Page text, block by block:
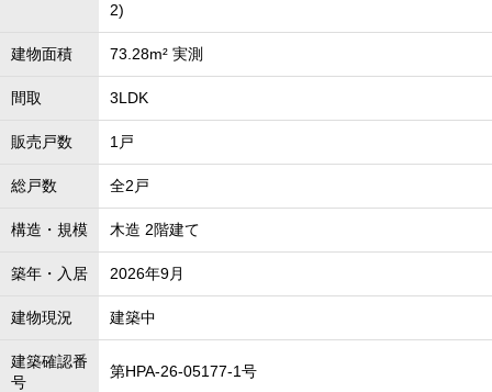
2)
建物面積 73.28m² 実測
間取 3LDK
販売戸数 1戸
総戸数 全2戸
構造・規模 木造 2階建て
築年・入居 2026年9月
建物現況 建築中
建築確認番
号
第HPA-26-05177-1号